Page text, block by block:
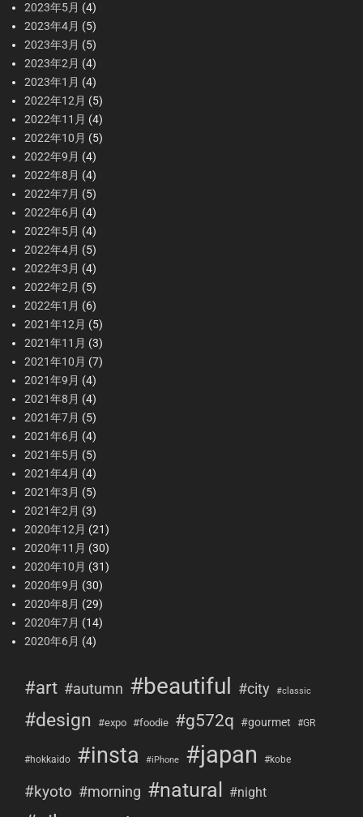
2023年5月 (4)
2023年4月 (5)
2023年3月 (5)
2023年2月 (4)
2023年1月 (4)
2022年12月 (5)
2022年11月 (4)
2022年10月 (5)
2022年9月 (4)
2022年8月 (4)
2022年7月 (5)
2022年6月 (4)
2022年5月 (4)
2022年4月 (5)
2022年3月 (4)
2022年2月 (5)
2022年1月 (6)
2021年12月 (5)
2021年11月 (3)
2021年10月 (7)
2021年9月 (4)
2021年8月 (4)
2021年7月 (5)
2021年6月 (4)
2021年5月 (5)
2021年4月 (4)
2021年3月 (5)
2021年2月 (3)
2020年12月 (21)
2020年11月 (30)
2020年10月 (31)
2020年9月 (30)
2020年8月 (29)
2020年7月 (14)
2020年6月 (4)
#art #autumn #beautiful #city #classic
#design #expo #foodie #g572q #gourmet #GR
#hokkaido #insta #iPhone #japan #kobe
#kyoto #morning #natural #night